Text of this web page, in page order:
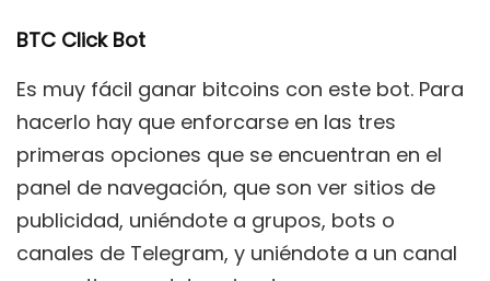
BTC Click Bot
Es muy fácil ganar bitcoins con este bot. Para
hacerlo hay que enforcarse en las tres
primeras opciones que se encuentran en el
panel de navegación, que son ver sitios de
publicidad, uniéndote a grupos, bots o
canales de Telegram, y uniéndote a un canal